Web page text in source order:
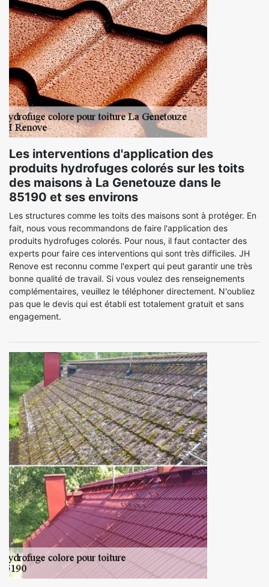
Les interventions d'application des
produits hydrofuges colorés sur les toits
des maisons à La Genetouze dans le
85190 et ses environs
Les structures comme les toits des maisons sont à protéger. En
fait, nous vous recommandons de faire l'application des
produits hydrofuges colorés. Pour nous, il faut contacter des
experts pour faire ces interventions qui sont très difficiles. JH
Renove est reconnu comme l'expert qui peut garantir une très
bonne qualité de travail. Si vous voulez des renseignements
complémentaires, veuillez le téléphoner directement. N'oubliez
pas que le devis qui est établi est totalement gratuit et sans
engagement.